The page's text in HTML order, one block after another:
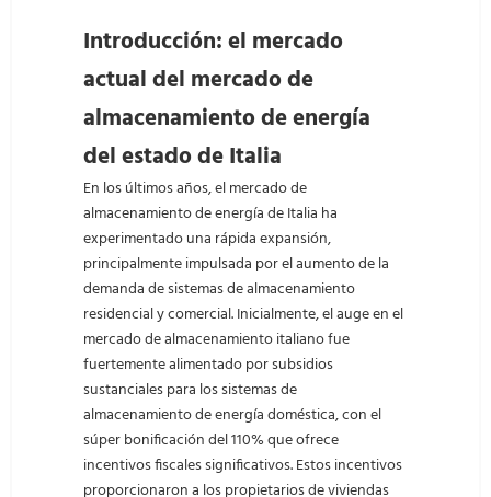
Introducción: el mercado
actual del mercado de
almacenamiento de energía
del estado de Italia
En los últimos años, el mercado de
almacenamiento de energía de Italia ha
experimentado una rápida expansión,
principalmente impulsada por el aumento de la
demanda de sistemas de almacenamiento
residencial y comercial. Inicialmente, el auge en el
mercado de almacenamiento italiano fue
fuertemente alimentado por subsidios
sustanciales para los sistemas de
almacenamiento de energía doméstica, con el
súper bonificación del 110% que ofrece
incentivos fiscales significativos. Estos incentivos
proporcionaron a los propietarios de viviendas